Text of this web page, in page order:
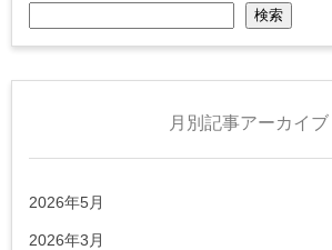
検索
月別記事アーカイブ
2026年5月
2026年3月